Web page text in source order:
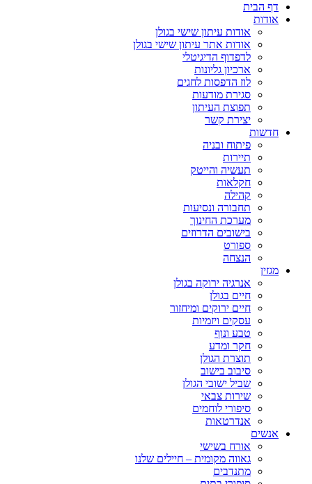
דף הבית
אודות
אודות עיתון שישי בגולן
אודות אתר עיתון שישי בגולן
לדפדוף הדיגיטלי
ארכיון גליונות
לוז הדפסות לחגים
סגירת מודעות
תפוצת העיתון
יצירת קשר
חדשות
פיתוח ובניה
תיירות
תעשיה והייטק
חקלאות
קהילה
תחבורה ונסיעות
מערכת החינוך
בישובים הדרוזים
ספורט
הנצחה
מגזין
אנרגיה ירוקה בגולן
חיים בגולן
חיים ירוקים ומיחזור
עסקים ויזמיות
טבע ונוף
חקר ומדע
תוצרת הגולן
סיבוב בישוב
שביל ישובי הגולן
שירות צבאי
סיפורי לוחמים
אנדרטאות
אנשים
אורח בשישי
גאווה מקומית – חיילים שלנו
מתנדבים